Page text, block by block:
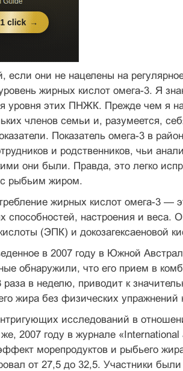
если они не нацелены на
жирных кислот омега-3. Я
уровня этих ПНЖК. Прежде чем я
членов семьи и, разумеется,
Показатель омега-3 в
и родственников, чьи
они были. Правда, это легко
рыбьим жиром.
жирных кислот омега-3
способностей, настроения и
(ЭПК) и докозагексаеновой
в 2007 году в Южной
обнаружили, что его прием в
в неделю, приводит к
жира без физических
исследований в
2007 году в журнале
морепродуктов и рыбьего
от 27,5 до 32,5. Участники